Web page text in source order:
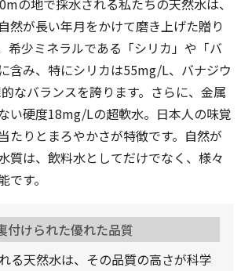
の地で採水される私たちの天然水は、
然が長い年月をかけて磨き上げた贈り
希少ミネラルである「シリカ」や「バ
含み、特にシリカは55mg/L、バナジウ
なバランスを誇ります。さらに、金属
い硬度18mg/Lの超軟水。日本人の味覚
たりとまろやかさが特徴です。自然が
質は、飲料水としてだけでなく、様々
す。
付けられた優れた品質
る天然水は、その品質の高さが科学